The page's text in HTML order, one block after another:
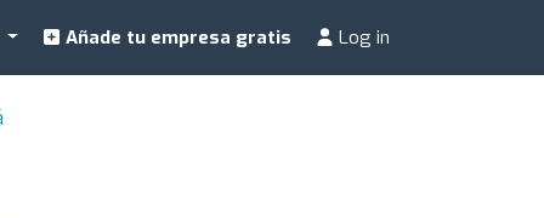
Añade tu empresa gratis Log in